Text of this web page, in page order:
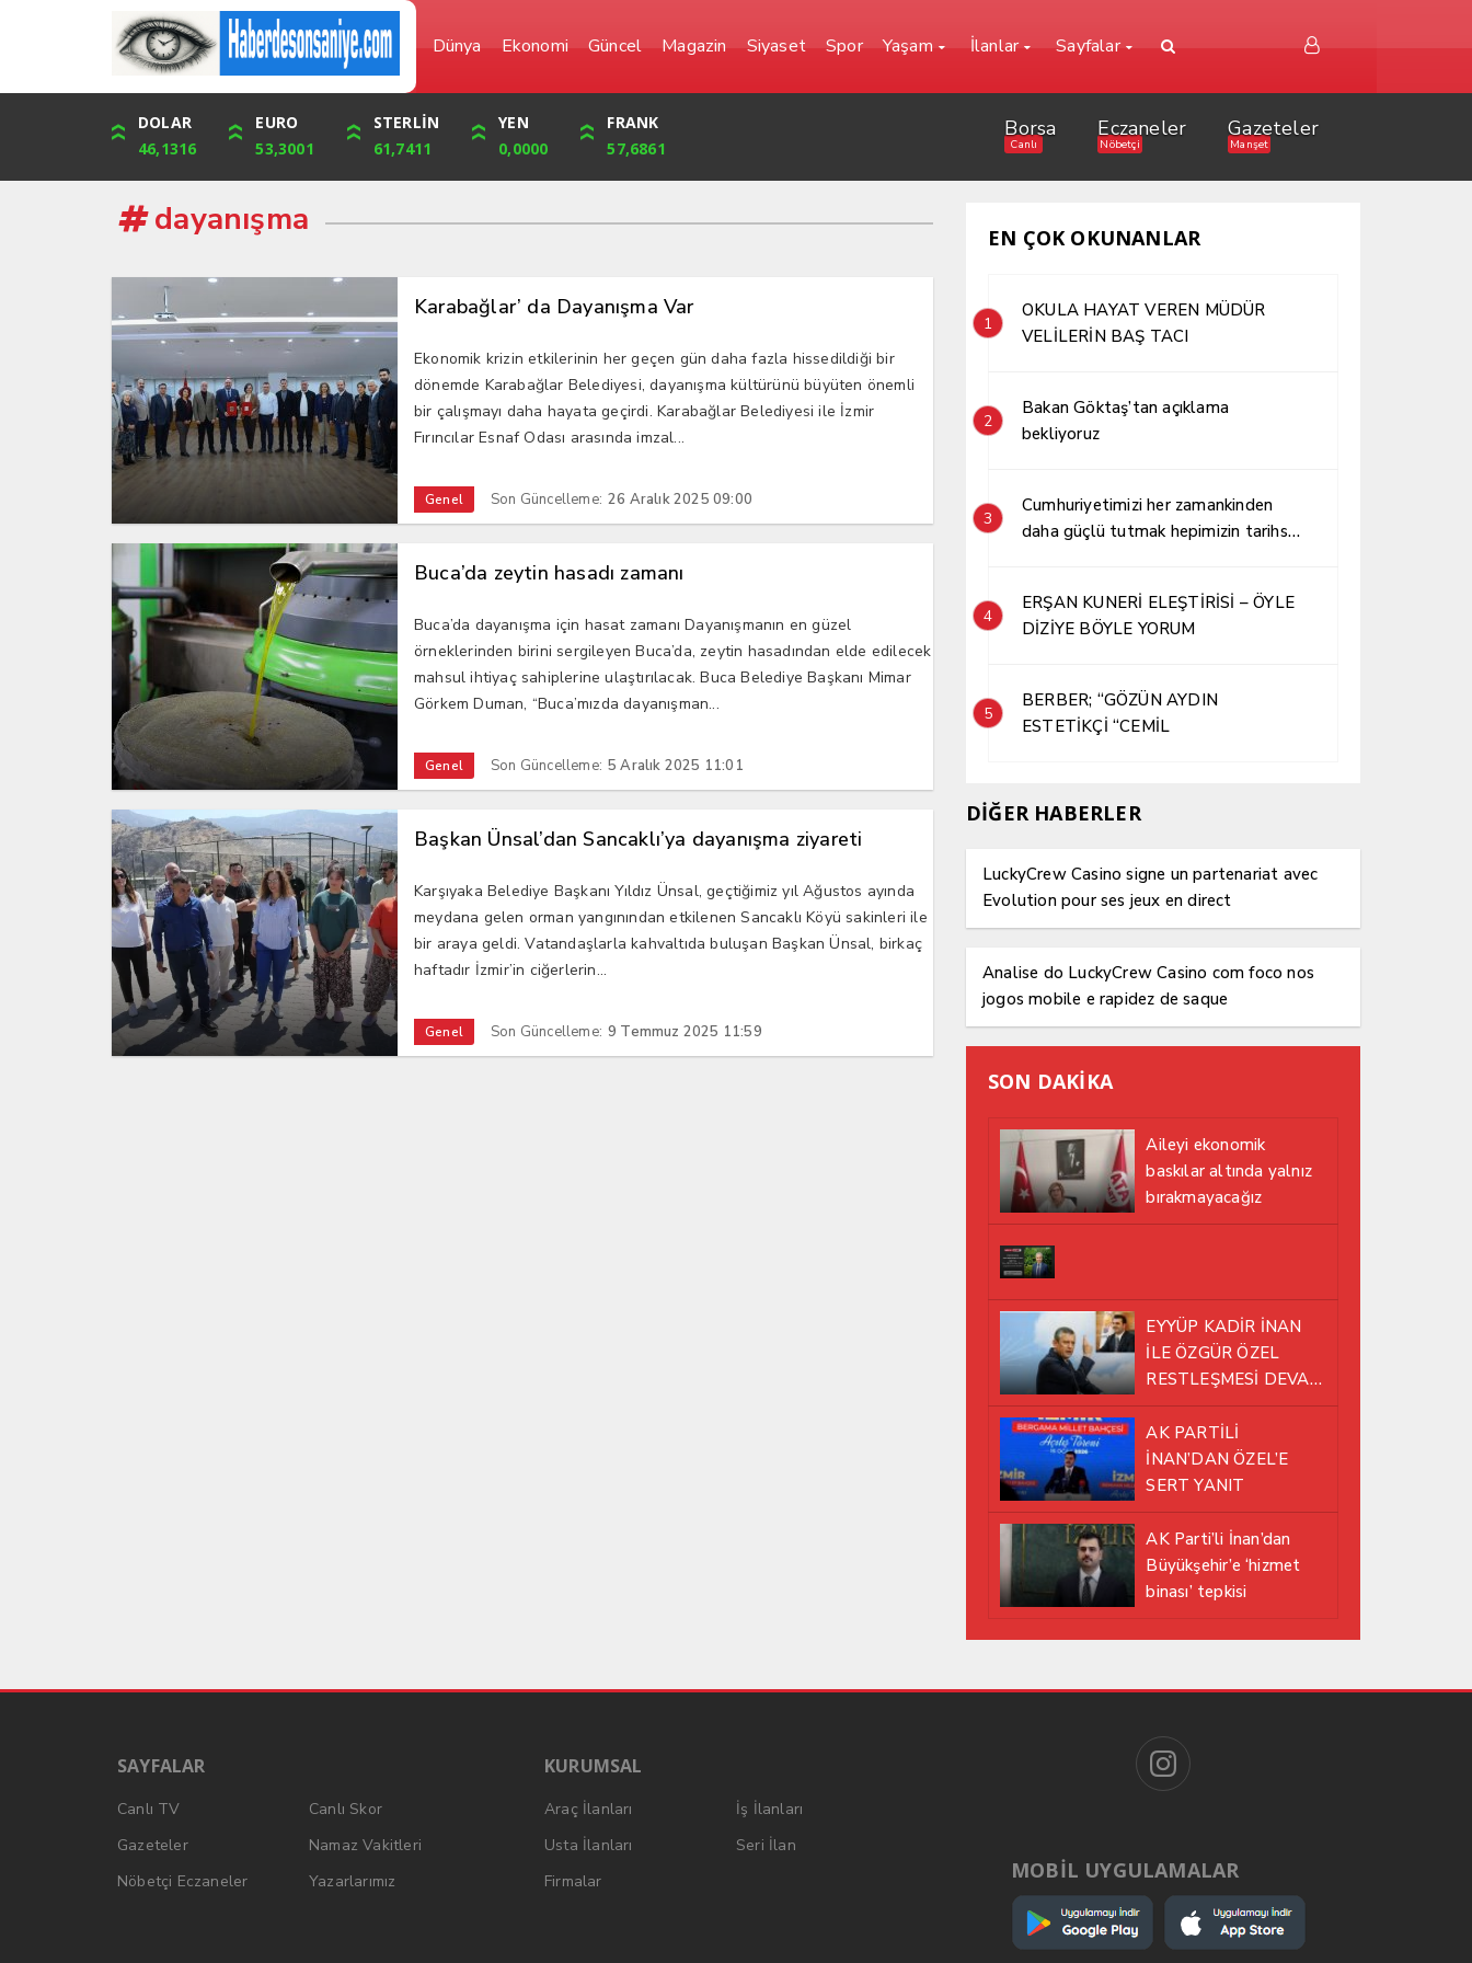
Dünya Ekonomi Güncel Magazin Siyaset Spor Yaşam İlanlar Sayfalar
DOLAR
46,1316
EURO
53,3001
STERLİN
61,7411
YEN
0,0000
FRANK
57,6861
ONS
4,094,16
ALTIN
6,073,34
ÇEYREK
9,929,91
CUMHURİYET
42,104,00
Borsa
Canlı
Eczaneler
Nöbetçi
Gazeteler
Manşet
dayanışma
Karabağlar’ da Dayanışma Var
Ekonomik krizin etkilerinin her geçen gün daha fazla hissedildiği bir
dönemde Karabağlar Belediyesi, dayanışma kültürünü büyüten önemli
bir çalışmayı daha hayata geçirdi. Karabağlar Belediyesi ile İzmir
Fırıncılar Esnaf Odası arasında imzal...
Genel Son Güncelleme: 26 Aralık 2025 09:00
Buca’da zeytin hasadı zamanı
Buca’da dayanışma için hasat zamanı Dayanışmanın en güzel
örneklerinden birini sergileyen Buca’da, zeytin hasadından elde edilecek
mahsul ihtiyaç sahiplerine ulaştırılacak. Buca Belediye Başkanı Mimar
Görkem Duman, “Buca’mızda dayanışman...
Genel Son Güncelleme: 5 Aralık 2025 11:01
Başkan Ünsal’dan Sancaklı’ya dayanışma ziyareti
Karşıyaka Belediye Başkanı Yıldız Ünsal, geçtiğimiz yıl Ağustos ayında
meydana gelen orman yangınından etkilenen Sancaklı Köyü sakinleri ile
bir araya geldi. Vatandaşlarla kahvaltıda buluşan Başkan Ünsal, birkaç
haftadır İzmir’in ciğerlerin...
Genel Son Güncelleme: 9 Temmuz 2025 11:59
EN ÇOK OKUNANLAR
1
OKULA HAYAT VEREN MÜDÜR
VELİLERİN BAŞ TACI
2
Bakan Göktaş’tan açıklama
bekliyoruz
3
Cumhuriyetimizi her zamankinden
daha güçlü tutmak hepimizin tarihsel
4
ERŞAN KUNERİ ELEŞTİRİSİ – ÖYLE
DİZİYE BÖYLE YORUM
5
BERBER; “GÖZÜN AYDIN
ESTETİKÇİ “CEMİL
DİĞER HABERLER
LuckyCrew Casino signe un partenariat avec
Evolution pour ses jeux en direct
Analise do LuckyCrew Casino com foco nos
jogos mobile e rapidez de saque
SON DAKİKA
Aileyi ekonomik
baskılar altında yalnız
bırakmayacağız
EYYÜP KADİR İNAN
İLE ÖZGÜR ÖZEL
RESTLEŞMESİ DEVAM
EDİYOR
AK PARTİLİ
İNAN’DAN ÖZEL’E
SERT YANIT
AK Parti’li İnan’dan
Büyükşehir’e ‘hizmet
binası’ tepkisi
SAYFALAR
Canlı TV
Canlı Skor
Gazeteler
Namaz Vakitleri
Nöbetçi Eczaneler
Yazarlarımız
KURUMSAL
Araç İlanları
İş İlanları
Usta İlanları
Seri İlan
Firmalar
MOBİL UYGULAMALAR